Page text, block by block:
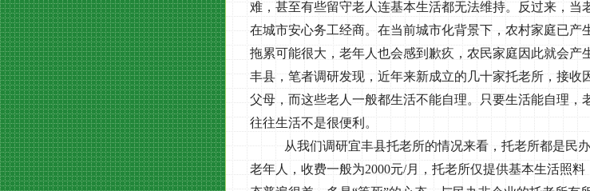
难，甚至有些留守老人连基本生活都无法维持。反过来，当
在城市安心务工经商。在当前城市化背景下，农村家庭已产
拖累可能很大，老年人也会感到歉疚，农民家庭因此就会产
丰县，笔者调研发现，近年来新成立的几十家托老所，接收
父母，而这些老人一般都生活不能自理。只要生活能自理，
往往生活不是很便利。
从我们调研宜丰县托老所的情况来看，托老所都是民
老年人，收费一般为2000元/月，托老所仅提供基本生活照